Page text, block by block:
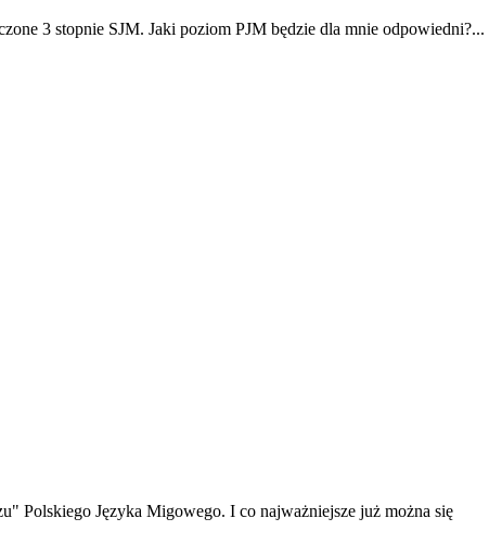
3 stopnie SJM. Jaki poziom PJM będzie dla mnie odpowiedni?...
Polskiego Języka Migowego. I co najważniejsze już można się